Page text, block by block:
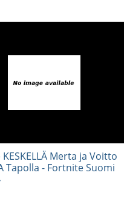
KESKELLÄ Merta ja Voitto
Tapolla - Fortnite Suomi